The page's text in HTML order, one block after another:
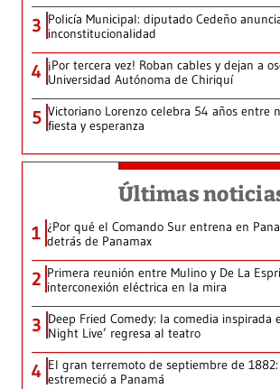
3 Policía Municipal: diputado Cedeño
inconstitucionalidad
4 ¡Por tercera vez! Roban cables y dejan a
Universidad Autónoma de Chiriquí
5 Victoriano Lorenzo celebra 54 años entre
fiesta y esperanza
Últimas
1 ¿Por qué el Comando Sur entrena en
detrás de Panamax
2 Primera reunión entre Mulino y De La
interconexión eléctrica en la mira
3 Deep Fried Comedy: la comedia inspirada
Night Live’ regresa al teatro
4 El gran terremoto de septiembre de
estremeció a Panamá